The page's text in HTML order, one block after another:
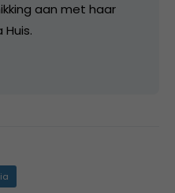
aan met haar